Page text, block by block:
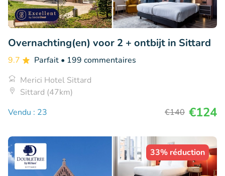
Overnachting(en) voor 2 + ontbijt in Sittard
9.7 Parfait • 199 commentaires
Merici Hotel Sittard
Sittard (47km)
Vendu : 23
€140 €124
33% réduction